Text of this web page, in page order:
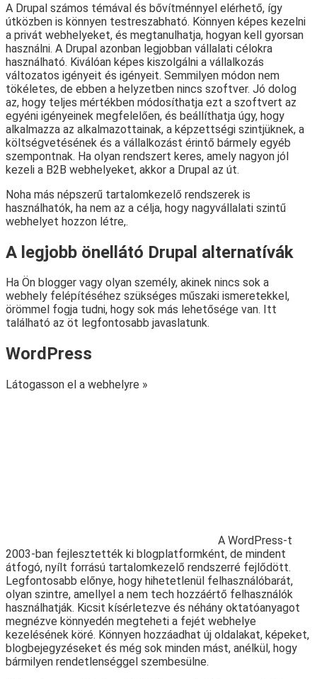
A Drupal számos témával és bővítménnyel elérhető, így
útközben is könnyen testreszabható. Könnyen képes kezelni
a privát webhelyeket, és megtanulhatja, hogyan kell gyorsan
használni. A Drupal azonban legjobban vállalati célokra
használható. Kiválóan képes kiszolgálni a vállalkozás
változatos igényeit és igényeit. Semmilyen módon nem
tökéletes, de ebben a helyzetben nincs szoftver. Jó dolog
az, hogy teljes mértékben módosíthatja ezt a szoftvert az
egyéni igényeinek megfelelően, és beállíthatja úgy, hogy
alkalmazza az alkalmazottainak, a képzettségi szintjüknek, a
költségvetésének és a vállalkozást érintő bármely egyéb
szempontnak. Ha olyan rendszert keres, amely nagyon jól
kezeli a B2B webhelyeket, akkor a Drupal az út.
Noha más népszerű tartalomkezelő rendszerek is
használhatók, ha nem az a célja, hogy nagyvállalati szintű
webhelyet hozzon létre,.
A legjobb önellátó Drupal alternatívák
Ha Ön blogger vagy olyan személy, akinek nincs sok a
webhely felépítéséhez szükséges műszaki ismeretekkel,
örömmel fogja tudni, hogy sok más lehetősége van. Itt
található az öt legfontosabb javaslatunk.
WordPress
Látogasson el a webhelyre »
A WordPress-t
2003-ban fejlesztették ki blogplatformként, de mindent
átfogó, nyílt forrású tartalomkezelő rendszerré fejlődött.
Legfontosabb előnye, hogy hihetetlenül felhasználóbarát,
olyan szintre, amellyel a nem tech hozzáértő felhasználók
használhatják. Kicsit kísérletezve és néhány oktatóanyagot
megnézve könnyedén megteheti a fejét webhelye
kezelésének köré. Könnyen hozzáadhat új oldalakat, képeket,
blogbejegyzéseket és még sok minden mást, anélkül, hogy
bármilyen rendetlenséggel szembesülne.